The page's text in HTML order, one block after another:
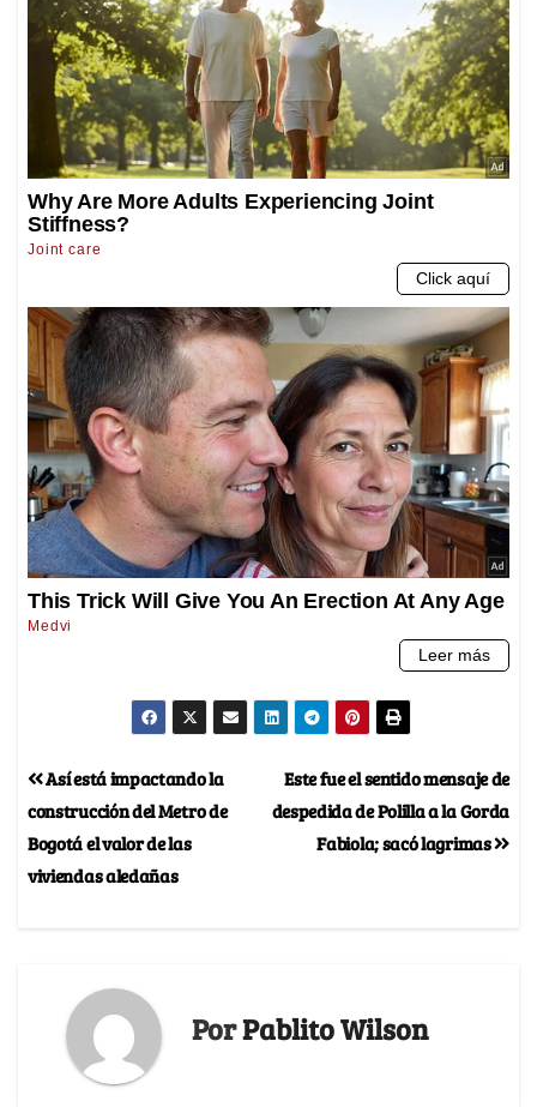
Este fue el sentido mensaje de
despedida de Polilla a la Gorda
Fabiola; sacó lagrimas
Así está impactando la
construcción del Metro de
Bogotá el valor de las
viviendas aledañas
PorPablito Wilson